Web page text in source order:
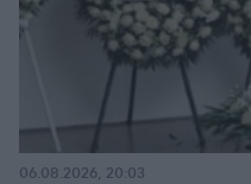
06.08.2026, 20:03